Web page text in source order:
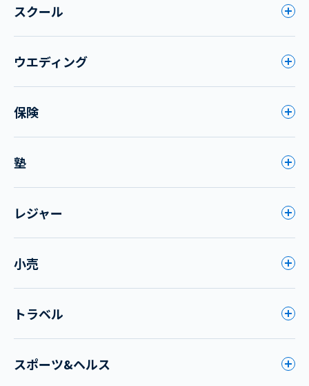
スクール
ウエディング
保険
塾
レジャー
小売
トラベル
スポーツ&ヘルス